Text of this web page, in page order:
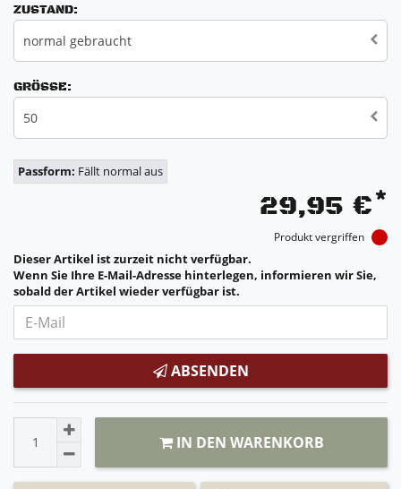
ZUSTAND:
normal gebraucht
GRÖSSE:
50
Passform: Fällt normal aus
29,95 €*
Produkt vergriffen
Dieser Artikel ist zurzeit nicht verfügbar.
Wenn Sie Ihre E-Mail-Adresse hinterlegen, informieren wir Sie,
sobald der Artikel wieder verfügbar ist.
ABSENDEN
IN DEN WARENKORB